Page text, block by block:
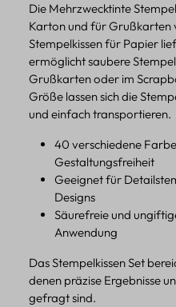
Die Mehrzwecktinte
Karton und für Grußkarten
Stempelkissen für Papier
ermöglicht saubere
Grußkarten oder im
Größe lassen sich die
und einfach transportieren.
40 verschiedene
Gestaltungsfreiheit
Geeignet für
Designs
Säurefreie und
Anwendung
Das Stempelkissen Set
denen präzise Ergebnisse
gefragt sind.